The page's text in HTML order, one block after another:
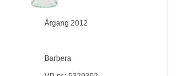
Årgang 2012
Barbera